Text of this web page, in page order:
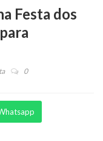
Festa dos
0